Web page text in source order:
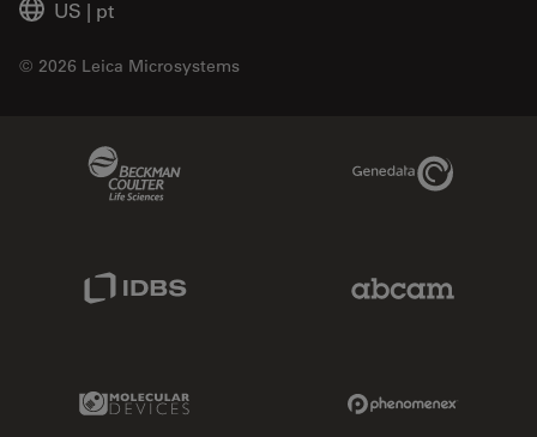
US | pt
© 2026 Leica Microsystems
Genedata Link
Molecular Devices Link